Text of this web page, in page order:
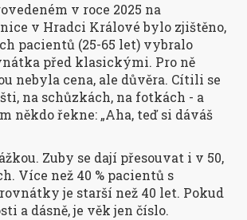
v roce 2025 na
v Hradci Králové bylo zjištěno,
pacientů (25-65 let) vybralo
před klasickými. Pro ně
nebyla cena, ale důvěra. Cítili se
na schůzkách, na fotkách - a
někdo řekne: „Aha, teď si dáváš
Zuby se dají přesouvat i v 50,
Více než 40 % pacientů s
je starší než 40 let. Pokud
a dásně, je věk jen číslo.